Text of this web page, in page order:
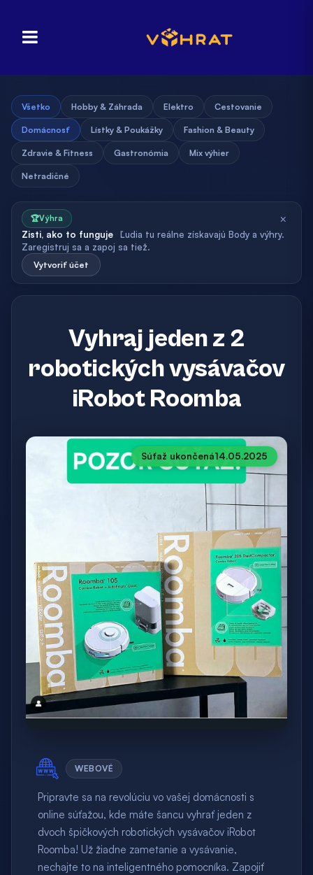
Všetko Hobby & Záhrada Elektro Cestovanie
Domácnosť Lístky & Poukážky Fashion & Beauty
Zdravie & Fitness Gastronómia Mix výhier
Netradičné
🏆Výhra
Zisti, ako to funguje
Ľudia tu reálne získavajú Body a výhry.
Zaregistruj sa a zapoj sa tiež.
Vytvoriť účet
×
Vyhraj jeden z 2
robotických vysávačov
iRobot Roomba
Súťaž ukončená14.05.2025
WEBOVÉ
Pripravte sa na revolúciu vo vašej domácnosti s
online súťažou, kde máte šancu vyhrať jeden z
dvoch špičkových robotických vysávačov iRobot
Roomba! Už žiadne zametanie a vysávanie,
nechajte to na inteligentného pomocníka. Zapojiť